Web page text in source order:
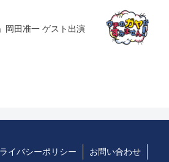
岡田准一 ゲスト出演
イバシーポリシー お問い合わせ